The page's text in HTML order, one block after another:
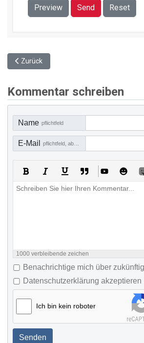
Preview Send Reset
Vorheriger Beitrag: Studierende
Zurück
Kommentar schreiben
Name pflichtfeld
E-Mail
1000 verbleibende zeichen
Benachrichtige mich über
Datenschutzerklärung akzeptieren
Ich bin kein roboter
Senden